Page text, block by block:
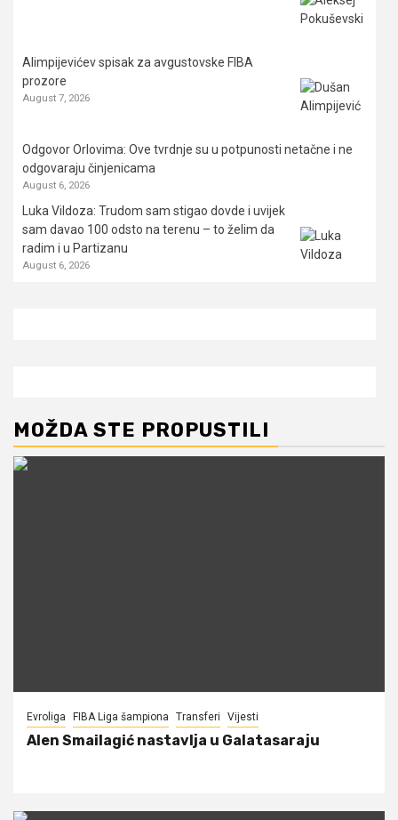
Alimpijevićev spisak za avgustovske FIBA
prozore
August 7, 2026
Odgovor Orlovima: ​Ove tvrdnje su u potpunosti netačne i ne
odgovaraju činjenicama
August 6, 2026
Luka Vildoza: Trudom sam stigao dovde i uvijek
sam davao 100 odsto na terenu – to želim da
radim i u Partizanu
August 6, 2026
MOŽDA STE PROPUSTILI
Evroliga FIBA Liga šampiona Transferi Vijesti
Alen Smailagić nastavlja u Galatasaraju